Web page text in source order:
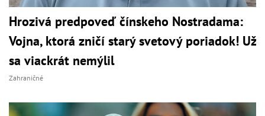
Hrozivá predpoveď čínskeho Nostradama:
Vojna, ktorá zničí starý svetový poriadok! Už
sa viackrát nemýlil
Zahraničné